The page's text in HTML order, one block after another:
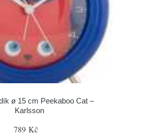
ø 15 cm Peekaboo Cat –
Karlsson
789 Kč